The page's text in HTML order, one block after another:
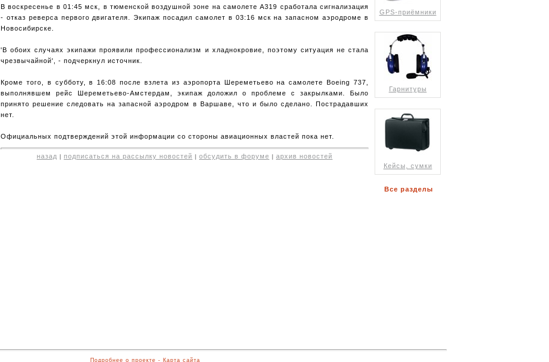
В воскресенье в 01:45 мск, в тюменской воздушной зоне на самолете А319 сработала сигнализация
- отказ реверса первого двигателя. Экипаж посадил самолет в 03:16 мск на запасном аэродроме в
Новосибирске.
'В обоих случаях экипажи проявили профессионализм и хладнокровие, поэтому ситуация не стала
чрезвычайной', - подчеркнул источник.
Кроме того, в субботу, в 16:08 после взлета из аэропорта Шереметьево на самолете Boeing 737,
выполнявшем рейс Шереметьево-Амстердам, экипаж доложил о проблеме с закрылками. Было
принято решение следовать на запасной аэродром в Варшаве, что и было сделано. Пострадавших
нет.
Официальных подтверждений этой информации со стороны авиационных властей пока нет.
назад подписаться на рассылку новостей обсудить в форуме архив новостей
GPS-приёмники
Гарнитуры
Кейсы, сумки
Все разделы
Подробнее о проекте - Карта сайта